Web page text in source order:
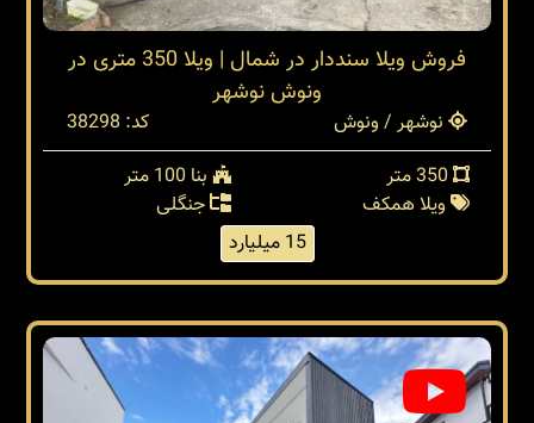
فروش ویلا سنددار در شمال | ویلا 350 متری در
ونوش نوشهر
نوشهر / ونوش
کد: 38298
بنا 100 متر
ویلا همکف
جنگلی
15 میلیارد